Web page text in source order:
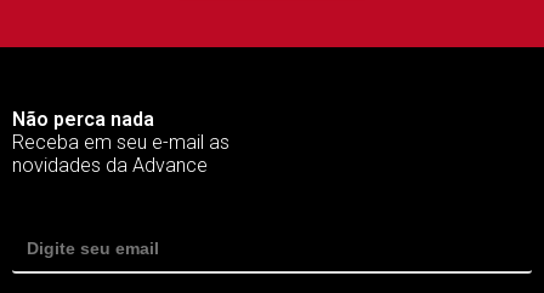
Não perca nada
Receba em seu e-mail as
novidades da Advance